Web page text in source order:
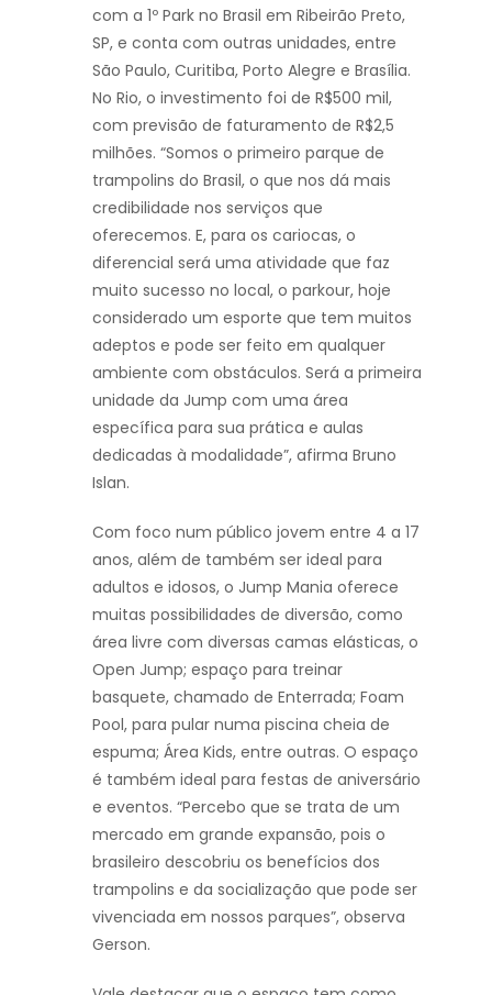
com a 1º Park no Brasil em Ribeirão Preto,
SP, e conta com outras unidades, entre
São Paulo, Curitiba, Porto Alegre e Brasília.
No Rio, o investimento foi de R$500 mil,
com previsão de faturamento de R$2,5
milhões. “Somos o primeiro parque de
trampolins do Brasil, o que nos dá mais
credibilidade nos serviços que
oferecemos. E, para os cariocas, o
diferencial será uma atividade que faz
muito sucesso no local, o parkour, hoje
considerado um esporte que tem muitos
adeptos e pode ser feito em qualquer
ambiente com obstáculos. Será a primeira
unidade da Jump com uma área
específica para sua prática e aulas
dedicadas à modalidade”, afirma Bruno
Islan.
Com foco num público jovem entre 4 a 17
anos, além de também ser ideal para
adultos e idosos, o Jump Mania oferece
muitas possibilidades de diversão, como
área livre com diversas camas elásticas, o
Open Jump; espaço para treinar
basquete, chamado de Enterrada; Foam
Pool, para pular numa piscina cheia de
espuma; Área Kids, entre outras. O espaço
é também ideal para festas de aniversário
e eventos. “Percebo que se trata de um
mercado em grande expansão, pois o
brasileiro descobriu os benefícios dos
trampolins e da socialização que pode ser
vivenciada em nossos parques”, observa
Gerson.